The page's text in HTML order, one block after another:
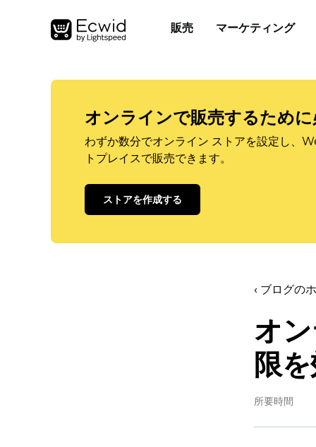
販売 マーケティング
オンラインで販売するため
わずか数分でオンライン ストアを設定し、
トプレイスで販売できます。
ストアを作成する
‹ ブログの
オ
限
所要時間